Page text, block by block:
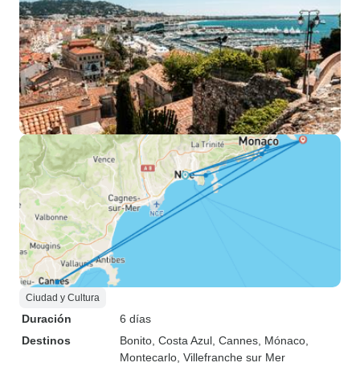
Ciudad y Cultura
Duración
6 días
Destinos
Bonito , Costa Azul , Cannes , Mónaco
Montecarlo , Villefranche sur Mer